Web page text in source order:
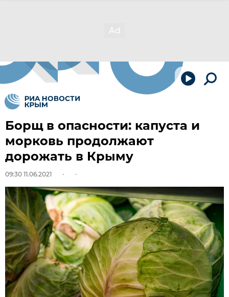
Борщ в опасности: капуста и
морковь продолжают
дорожать в Крыму
09:30 11.06.2021